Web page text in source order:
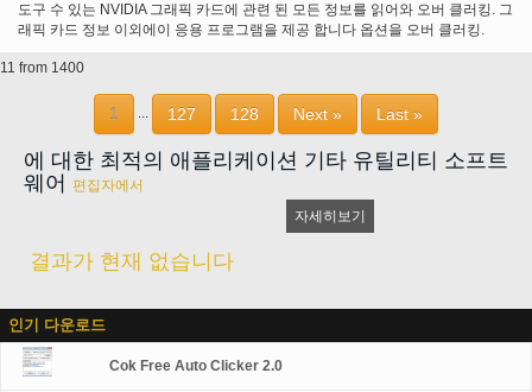
도구 수 있는 NVIDIA 그래픽 카드에 관련 된 모든 정보를 읽어와 오버 클러킹. 그
래픽 카드 정보 이외에이 응용 프로그램을 제공 합니다 옵션을 오버 클러킹.
11 from 1400
1 ... 127 128 Next » Last »
에 대한 최적의 애플리케이션 기타 유틸리티 소프트
웨어
편집자에서
자세히보기
결과가 현재 없습니다
인기 다운로드
Cok Free Auto Clicker 2.0